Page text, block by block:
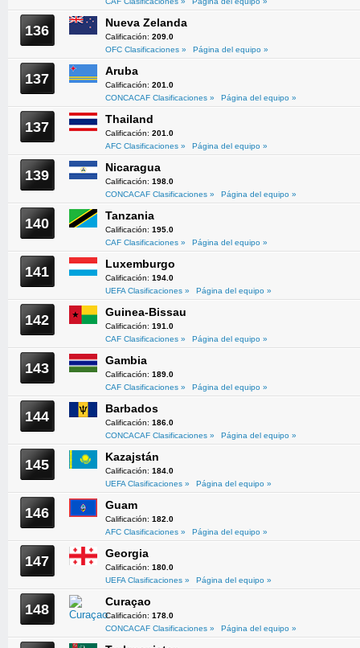
136 Nueva Zelanda
Calificación: 209.0
OFC Clasificaciones »
Página del equipo »
137 Aruba
Calificación: 201.0
CONCACAF Clasificaciones »
Página del equipo »
137 Thailand
Calificación: 201.0
AFC Clasificaciones »
Página del equipo »
139 Nicaragua
Calificación: 198.0
CONCACAF Clasificaciones »
Página del equipo »
140 Tanzania
Calificación: 195.0
CAF Clasificaciones »
Página del equipo »
141 Luxemburgo
Calificación: 194.0
UEFA Clasificaciones »
Página del equipo »
142 Guinea-Bissau
Calificación: 191.0
CAF Clasificaciones »
Página del equipo »
143 Gambia
Calificación: 189.0
CAF Clasificaciones »
Página del equipo »
144 Barbados
Calificación: 186.0
CONCACAF Clasificaciones »
Página del equipo »
145 Kazajstán
Calificación: 184.0
UEFA Clasificaciones »
Página del equipo »
146 Guam
Calificación: 182.0
AFC Clasificaciones »
Página del equipo »
147 Georgia
Calificación: 180.0
UEFA Clasificaciones »
Página del equipo »
148 Curaçao
Calificación: 178.0
CONCACAF Clasificaciones »
Página del equipo »